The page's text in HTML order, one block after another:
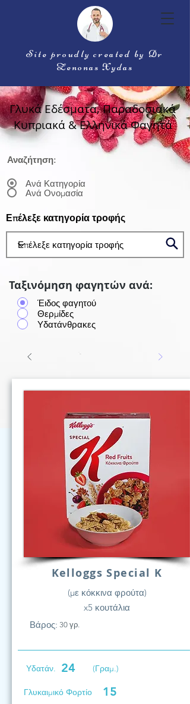
Site proudly created by Dr
Zenonas Xydas
Γλυκά Εδέσματα, Παραδοσιακά
Κυπριακά & Ελληνικά Φαγητά
Αναζήτηση:
Ανά Κατηγορία
Ανά Ονομασία
Επέλεξε κατηγορία τροφής
Ταξινόμηση φαγητών ανά:
Έιδος φαγητού
Θερμίδες
Υδατάνθρακες
Kelloggs Special K
(με κόκκινα φρούτα)
x5 κουτάλια
Βάρος: 30 γρ.
Υδατάν. 24 (Γραμ.)
Γλυκαιμικό Φορτίο 15